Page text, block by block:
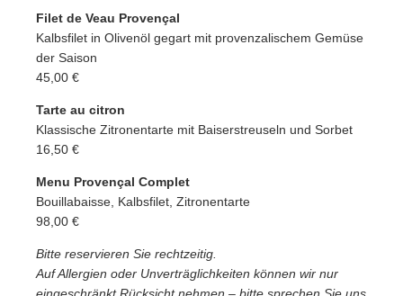
Filet de Veau Provençal
Kalbsfilet in Olivenöl gegart mit provenzalischem Gemüse
der Saison
45,00 €
Tarte au citron
Klassische Zitronentarte mit Baiserstreuseln und Sorbet
16,50 €
Menu Provençal Complet
Bouillabaisse, Kalbsfilet, Zitronentarte
98,00 €
Bitte reservieren Sie rechtzeitig.
Auf Allergien oder Unverträglichkeiten können wir nur
eingeschränkt Rücksicht nehmen – bitte sprechen Sie uns